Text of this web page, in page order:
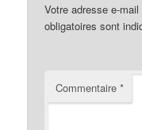
Votre adresse e-
obligatoires sont
Commentaire*